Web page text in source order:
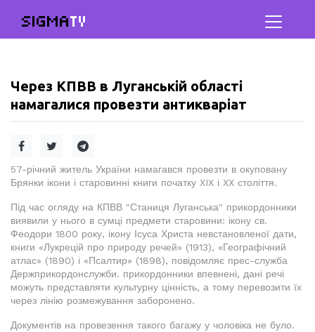
SIGMATV
Через КПВВ в Луганській області
намагалися провезти антикваріат
57-річний житель України намагався провезти в окуповану
Брянки ікони і старовинні книги початку XIX і XX століття.
Під час огляду на КПВВ "Станиця Луганська" прикордонники
виявили у нього в сумці предмети старовини: ікону св.
Феодори 1800 року, ікону Ісуса Христа невстановленої дати,
книги «Лукрецій про природу речей» (1913), «Географічний
атлас» (1890) і «Псалтир» (1898), повідомляє прес-служба
Держприкордонслужби. прикордонники впевнені, дані речі
можуть представляти культурну цінність, а тому перевозити їх
через лінію розмежування заборонено.
Документів на провезення такого багажу у чоловіка не було.